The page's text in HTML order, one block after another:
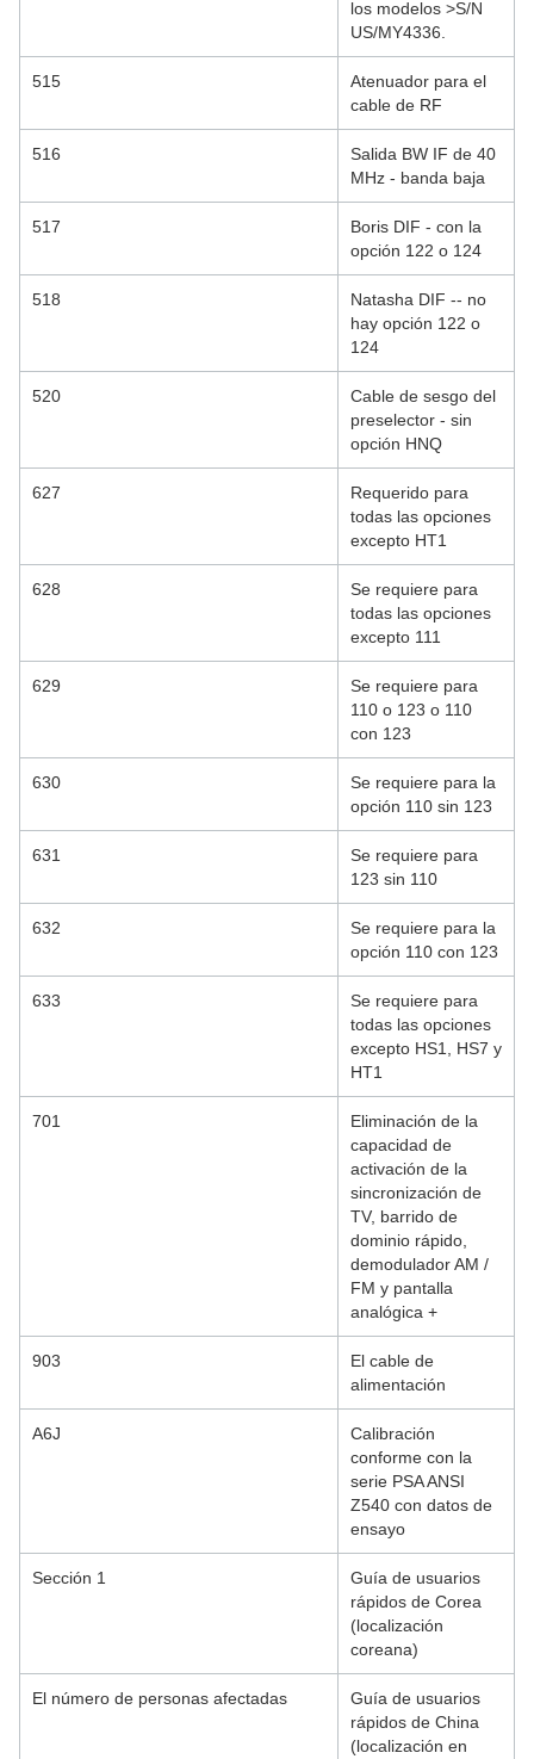
los modelos >S/N
US/MY4336.
515
Atenuador para el
cable de RF
516
Salida BW IF de 40
MHz - banda baja
517
Boris DIF - con la
opción 122 o 124
518
Natasha DIF -- no
hay opción 122 o
124
520
Cable de sesgo del
preselector - sin
opción HNQ
627
Requerido para
todas las opciones
excepto HT1
628
Se requiere para
todas las opciones
excepto 111
629
Se requiere para
110 o 123 o 110
con 123
630
Se requiere para la
opción 110 sin 123
631
Se requiere para
123 sin 110
632
Se requiere para la
opción 110 con 123
633
Se requiere para
todas las opciones
excepto HS1, HS7 y
HT1
701
Eliminación de la
capacidad de
activación de la
sincronización de
TV, barrido de
dominio rápido,
demodulador AM /
FM y pantalla
analógica +
903
El cable de
alimentación
A6J
Calibración
conforme con la
serie PSA ANSI
Z540 con datos de
ensayo
Sección 1
Guía de usuarios
rápidos de Corea
(localización
coreana)
El número de personas afectadas
Guía de usuarios
rápidos de China
(localización en